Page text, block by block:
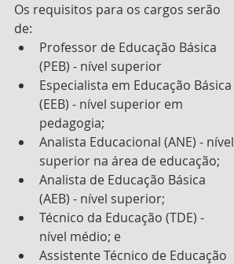
Os requisitos para os cargos serão
de:
Professor de Educação Básica
(PEB) - nível superior
Especialista em Educação Básica
(EEB) - nível superior em
pedagogia;
Analista Educacional (ANE) - nível
superior na área de educação;
Analista de Educação Básica
(AEB) - nível superior;
Técnico da Educação (TDE) -
nível médio; e
Assistente Técnico de Educação